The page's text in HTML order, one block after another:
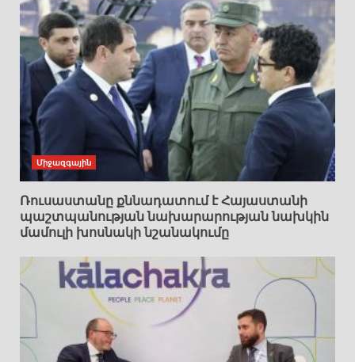
Միջազգային
Ռուսաստանը քննադատում է Հայաստանի
պաշտպանության նախարարության նախկին
մամուլի խոսնակի նշանակումը